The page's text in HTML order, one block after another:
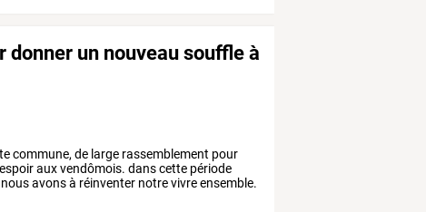
un nouveau souffle à
commune, de large rassemblement pour
espoirauxvendômois. danscette période
nousavonsà réinventer notrevivreensemble.